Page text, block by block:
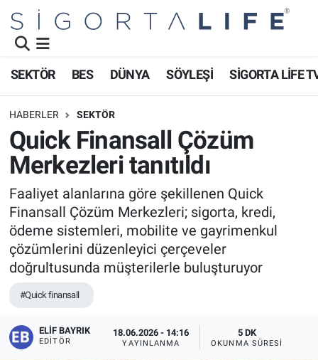
SEKTÖR BES DÜNYA SÖYLEŞİ SİGORTA LİFE
HABERLER SEKTÖR
Quick Finansall Çözüm
Merkezleri tanıtıldı
Faaliyet alanlarına göre şekillenen Quick
Finansall Çözüm Merkezleri; sigorta, kredi,
ödeme sistemleri, mobilite ve gayrimenkul
çözümlerini düzenleyici çerçeveler
doğrultusunda müşterilerle buluşturuyor
#Quick finansall
ELIF BAYRIK
EDITÖR
18.06.2026 - 14:16
YAYINLANMA
5 DK
OKUNMA SÜRESI
Namaz Vakitleri
Trafik Durumu
Süper Lig Puan Durumu ve Fikstür
Tüm Manşetler
Son Dakika Haberleri